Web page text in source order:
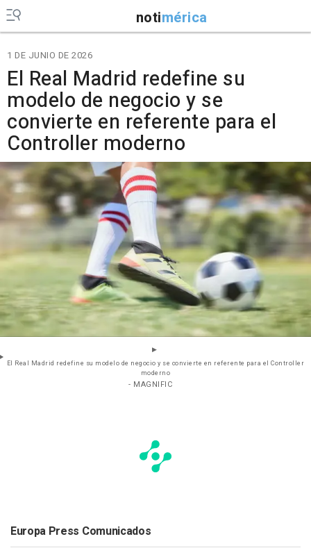
notimérica
1 DE JUNIO DE 2026
El Real Madrid redefine su
modelo de negocio y se
convierte en referente para el
Controller moderno
El Real Madrid redefine su modelo de negocio y se convierte en referente para el Controller
moderno
- MAGNIFIC
Europa Press Comunicados